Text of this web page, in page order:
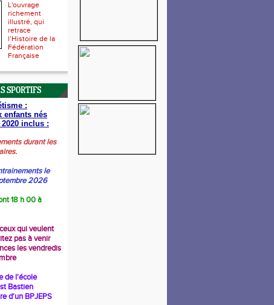
L'ouvrage
richement
illustré, qui
retrace
l’Histoire de la
Fédération
Française
SPORTIFS
:
enfants nés
2020 inclus :
durant les
le
2026
18 h 00 à
qui veulent
pas à venir
les vendredis
de l'école
Bastien
d'un BPJEPS